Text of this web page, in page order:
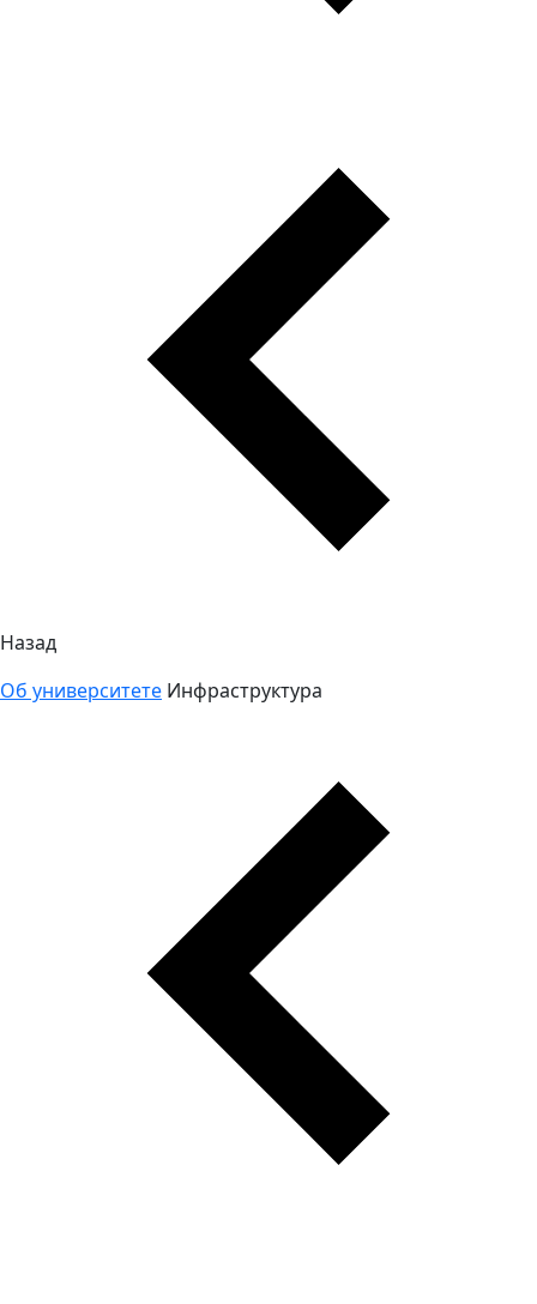
Назад
Об университете Инфраструктура